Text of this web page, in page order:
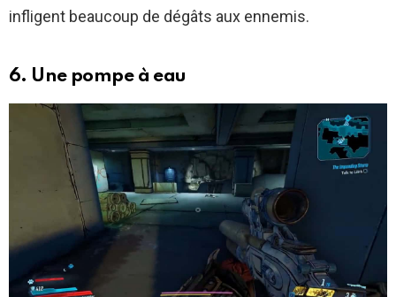
infligent beaucoup de dégâts aux ennemis.
6. Une pompe à eau